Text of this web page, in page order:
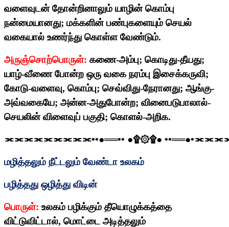
வளைவுடன் தோன்றினாலும் யாழின் கொம்பு
நன்மையானது; மக்களின் பண்புகளையும் செயல்
வகையால் உணர்ந்து கொள்ள வேண்டும்.
அருஞ்சொற்பொருள்: கணை-அம்பு; கொடிது-தீயது;
யாழ்-வீணை போன்ற ஒரு வகை நரம்பு இசைக்கருவி;
கோடு-வளைவு, கொம்பு; செவ்விது-நேரானது; ஆங்கு-
அவ்வகையே; அன்ன-அதுபோன்ற; வினைபடுபாலால்-
செயலின் விளைவுப் பகுதி; கொளல்-அறிக.
⫘⫘⫘⫘⫘⫘⫘⫘⫘••●══•• ●۩۞۩● ••══●•
மழித்தலும் நீட்டலும் வேண்டா உலகம்
பழித்தது ஒழித்து விடின்
பொருள்: உலகம் பழிக்கும் தீயொழுக்கத்தை
விட்டுவிட்டால், மொட்டை அடித்தலும்